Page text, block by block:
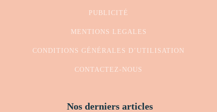
PUBLICITÉ
MENTIONS LEGALES
CONDITIONS GÉNÉRALES D’UTILISATION
CONTACTEZ-NOUS
Nos derniers articles